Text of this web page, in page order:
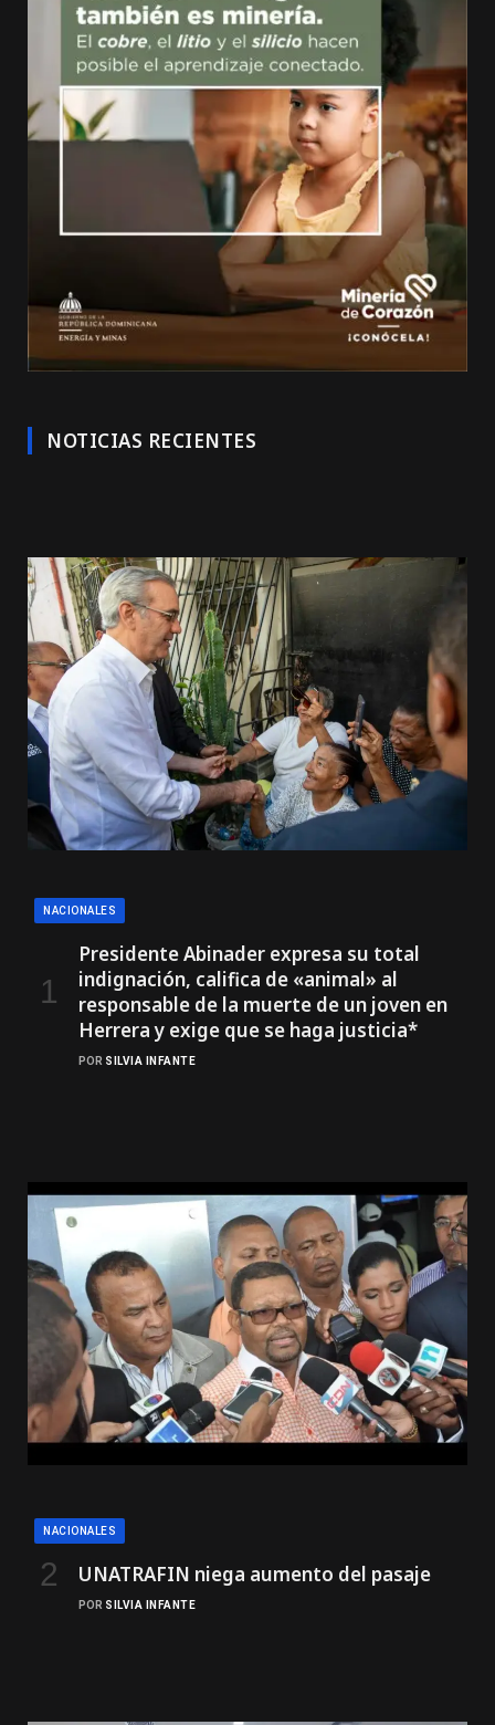
NOTICIAS RECIENTES
NACIONALES
Presidente Abinader expresa su total
indignación, califica de «animal» al
responsable de la muerte de un joven en
Herrera y exige que se haga justicia*
POR SILVIA INFANTE
NACIONALES
UNATRAFIN niega aumento del pasaje
POR SILVIA INFANTE